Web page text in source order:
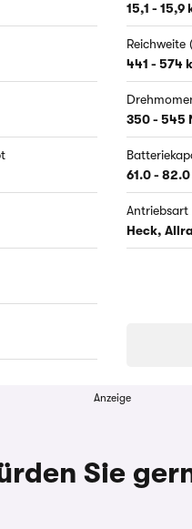
15,1 -
Reichweite
441 - 574
350 - 545
61.0 -
Antriebsart
Heck,
Anzeige
Sie